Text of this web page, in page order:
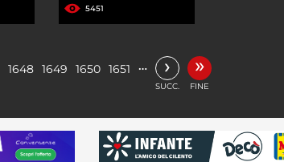
5451
1648 1649 1650 1651 … ›
SUCC.
»
FINE